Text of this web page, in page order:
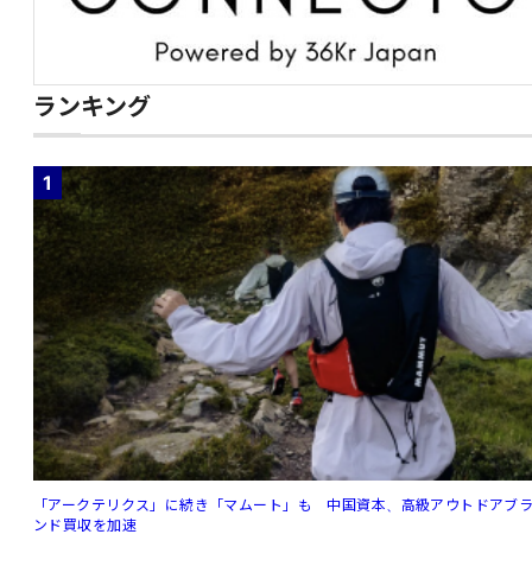
ランキング
1
「アークテリクス」に続き「マムート」も 中国資本、高級アウトドアブ
ンド買収を加速